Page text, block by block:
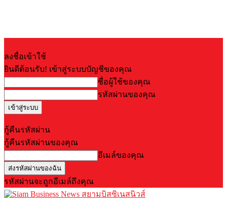
ลงชื่อเข้าใช้
ยินดีต้อนรับ! เข้าสู่ระบบบัญชีของคุณ
ชื่อผู้ใช้ของคุณ
รหัสผ่านของคุณ
กู้คืนรหัสผ่าน
กู้คืนรหัสผ่านของคุณ
อีเมล์ของคุณ
รหัสผ่านจะถูกอีเมล์ถึงคุณ
สยามบิสซิเนสนิวส์